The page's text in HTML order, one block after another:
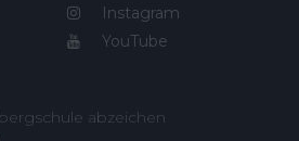
Instagram
YouTube